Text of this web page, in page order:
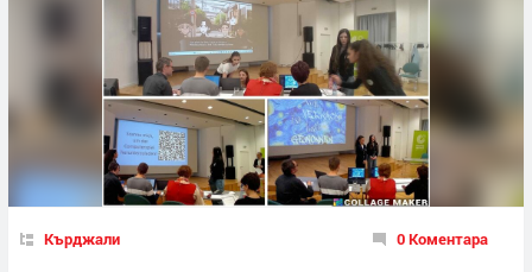
Кърджали 0 Коментара